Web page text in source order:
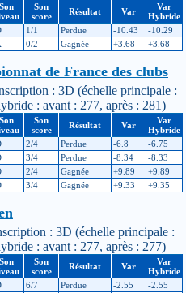
Son
Son
score
Résultat Var
Var
Hybride
1/1 Perdue -10.43
-10.29
0/2 Gagnée +3.68 +3.68
de France des clubs
: 3D (échelle principale :
: avant : 277, après : 281)
Son
Son
score
Résultat Var
Var
Hybride
2/4 Perdue -6.8
-6.75
3/4 Perdue -8.34
-8.33
2/4 Gagnée +9.89
+9.89
3/4 Gagnée +9.33 +9.35
: 3D (échelle principale :
: avant : 277, après : 277)
Son
Son
score
Résultat Var
Var
Hybride
6/7 Perdue -2.55
-2.55